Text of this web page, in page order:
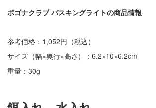
ポゴナクラブ バスキングライトの商品情報
参考価格：1,052円（税込）
サイズ（幅×奥行×高さ）：6.2×10×6.2cm
重量：30g